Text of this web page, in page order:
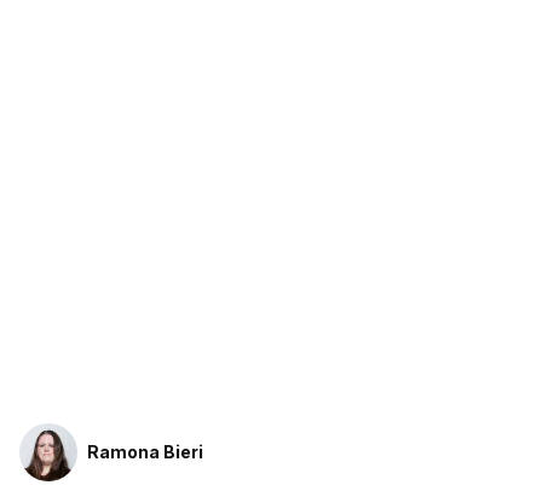
Ramona Bieri